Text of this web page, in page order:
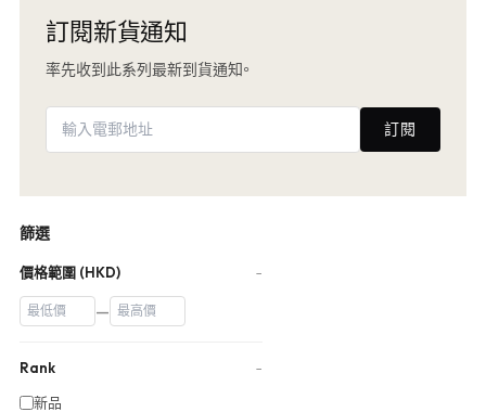
訂閱新貨通知
率先收到此系列最新到貨通知。
訂閱
篩選
價格範圍 (HKD) −
—
Rank −
新品